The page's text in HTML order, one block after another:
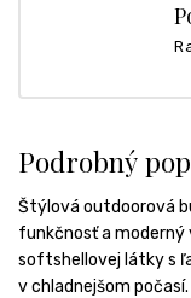
Podrobný
Štýlová outdoorová
funkčnosť a moderný
softshellovej látky s
v chladnejšom